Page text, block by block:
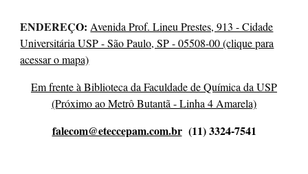
ENDEREÇO: Avenida Prof. Lineu Prestes, 913 - Cidade
Universitária USP - São Paulo, SP - 05508-00 (clique para
acessar o mapa)
Em frente à Biblioteca da Faculdade de Química da USP
(Próximo ao Metrô Butantã - Linha 4 Amarela)
falecom@eteccepam.com.br(11) 3324-7541